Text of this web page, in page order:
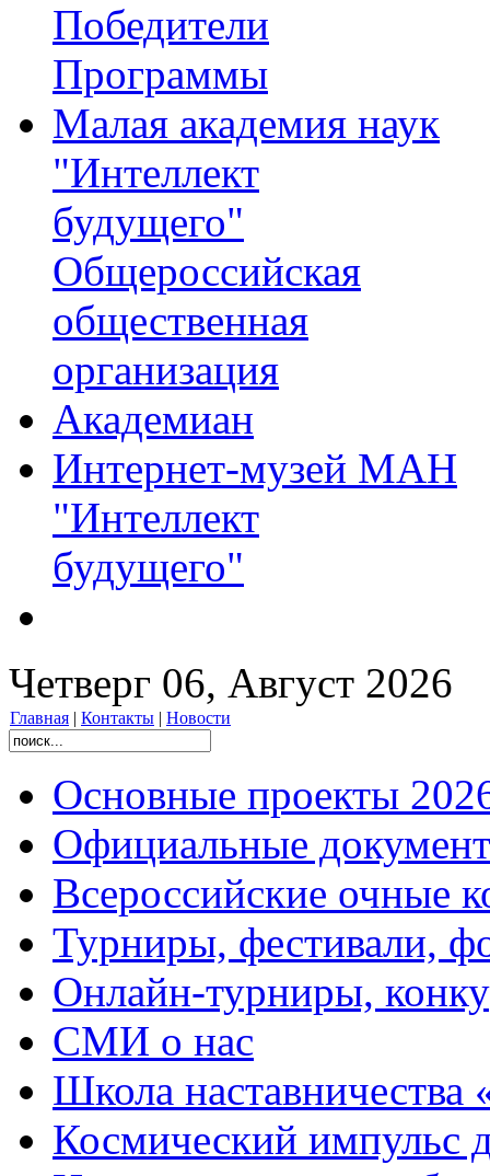
Победители
Программы
Малая академия наук
"Интеллект
будущего"
Общероссийская
общественная
организация
Академиан
Интернет-музей МАН
"Интеллект
будущего"
Четверг 06, Август 2026
Главная | Контакты | Новости
Основные проекты
Официальные
Всероссийские очные
Турниры, фестивали,
Онлайн-турниры,
СМИ о нас
Школа
Космический импульс